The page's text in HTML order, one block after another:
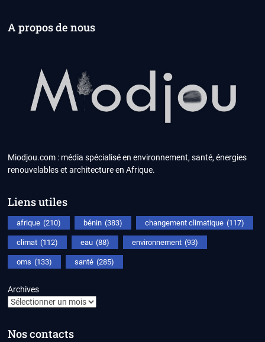
A propos de nous
Miodjou.com : média spécialisé en environnement, santé, énergies
renouvelables et architecture en Afrique.
Liens utiles
afrique (210) bénin (383) changement climatique (117)
climat (112) eau (88) environnement (93)
oms (133) santé (285)
Archives
Nos contacts